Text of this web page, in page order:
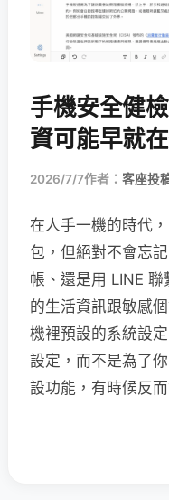
手機安全健
資可能早就
2026/7/7作者： 客座投
在人手一機的時代
包，但絕對不會忘
帳、還是用 LINE
的生活資訊跟敏感
機裡預設的系統設
設定，而不是為了
設功能，有時候反